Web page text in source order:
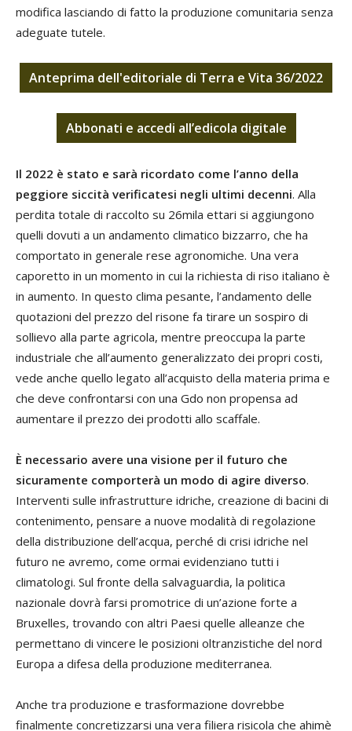
modifica lasciando di fatto la produzione comunitaria senza
adeguate tutele.
Anteprima dell'editoriale di Terra e Vita 36/2022
Abbonati e accedi all’edicola digitale
Il 2022 è stato e sarà ricordato come l’anno della
peggiore siccità verificatesi negli ultimi decenni. Alla
perdita totale di raccolto su 26mila ettari si aggiungono
quelli dovuti a un andamento climatico bizzarro, che ha
comportato in generale rese agronomiche. Una vera
caporetto in un momento in cui la richiesta di riso italiano è
in aumento. In questo clima pesante, l’andamento delle
quotazioni del prezzo del risone fa tirare un sospiro di
sollievo alla parte agricola, mentre preoccupa la parte
industriale che all’aumento generalizzato dei propri costi,
vede anche quello legato all’acquisto della materia prima e
che deve confrontarsi con una Gdo non propensa ad
aumentare il prezzo dei prodotti allo scaffale.
È necessario avere una visione per il futuro che
sicuramente comporterà un modo di agire diverso.
Interventi sulle infrastrutture idriche, creazione di bacini di
contenimento, pensare a nuove modalità di regolazione
della distribuzione dell’acqua, perché di crisi idriche nel
futuro ne avremo, come ormai evidenziano tutti i
climatologi. Sul fronte della salvaguardia, la politica
nazionale dovrà farsi promotrice di un’azione forte a
Bruxelles, trovando con altri Paesi quelle alleanze che
permettano di vincere le posizioni oltranzistiche del nord
Europa a difesa della produzione mediterranea.
Anche tra produzione e trasformazione dovrebbe
finalmente concretizzarsi una vera filiera risicola che ahimè